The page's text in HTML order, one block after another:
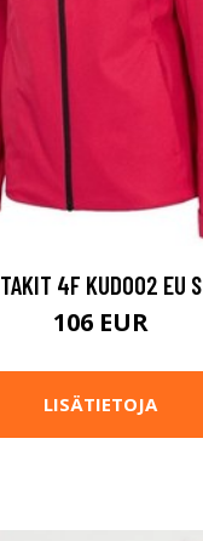
TAKIT 4F KUD002 EU S
106 EUR
LISÄTIETOJA